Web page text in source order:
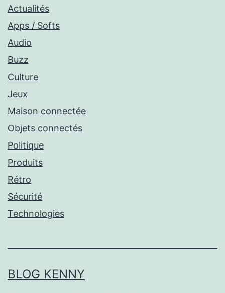
Actualités
Apps / Softs
Audio
Buzz
Culture
Jeux
Maison connectée
Objets connectés
Politique
Produits
Rétro
Sécurité
Technologies
BLOG KENNY